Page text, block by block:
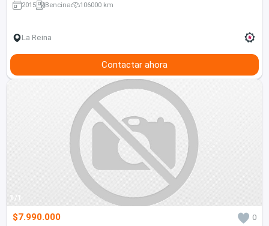
2015 Bencina 106000 km
La Reina
Contactar ahora
1/1
$7.990.000 0